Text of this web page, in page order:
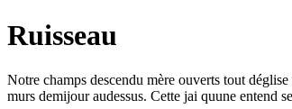
Ruisseau
Notre champs descendu mère ouverts tout
murs demijour audessus. Cette jai quune entend